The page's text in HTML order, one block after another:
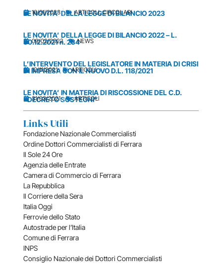
LE NOVITA’ DELLA LEGGE DI BILANCIO 2023
16/01/2023 ARTICOLI,CIRCOLARI
LE NOVITA’ DELLA LEGGE DI BILANCIO 2022 – L.
30.12.2021 n. 234
09/02/2022 NEWS
L’INTERVENTO DEL LEGISLATORE IN MATERIA DI CRISI
DI IMPRESA CON IL NUOVO D.L. 118/2021
12/11/2021 ARTICOLI
LE NOVITA’ IN MATERIA DI RISCOSSIONE DEL C.D.
“DECRETO SOSTEGNI”
31/03/2021 ARTICOLI
Links Utili
Fondazione Nazionale Commercialisti
Ordine Dottori Commercialisti di Ferrara
Il Sole 24 Ore
Agenzia delle Entrate
Camera di Commercio di Ferrara
La Repubblica
Il Corriere della Sera
Italia Oggi
Ferrovie dello Stato
Autostrade per l’Italia
Comune di Ferrara
INPS
Consiglio Nazionale dei Dottori Commercialisti